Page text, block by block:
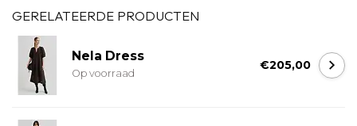
GERELATEERDE PRODUCTEN
Nela Dress
Op voorraad
€205,00